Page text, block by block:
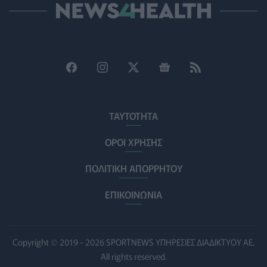
Και οι μαϊμούδες έχουν κατοικίδια! Οι επιστήμονες
ρίχνουν φως στις "φιλίες" μεταξύ διαφορετικών ειδών
Η ΕΙΝΑΠ καταγγέλλει την αιφνιδιαστική ένταξη του
Ηλεκτρικά πατίνια: 3,5 φορές μεγαλύτερος ο κίνδυνος
07/08/2026 - 14:00
ΗΠΑ: Μεγάλη τράπεζα επενδύει 250 εκατ. δολάρια τον
χρόνο για φάρμακα GLP-1 στους εργαζομένους
07/08/2026 - 13:00
Βασιλακόπουλος για ιό Δυτικού Νείλου: Στο «κόκκινο»
η Αττική – Τι πρέπει να προσέχουν οι παραθεριστές
07/08/2026 - 11:57
ΤΑΥΤΟΤΗΤΑ
ΟΡΟΙ ΧΡΗΣΗΣ
ΠΟΛΙΤΙΚΗ ΑΠΟΡΡΗΤΟΥ
ΕΠΙΚΟΙΝΩΝΙΑ
Copyright © 2019 - 2026 SPORTNEWS ΥΠΗΡΕΣΙΕΣ ΔΙΑΔΙΚΤΥΟΥ ΑΕ.
All rights reserved.